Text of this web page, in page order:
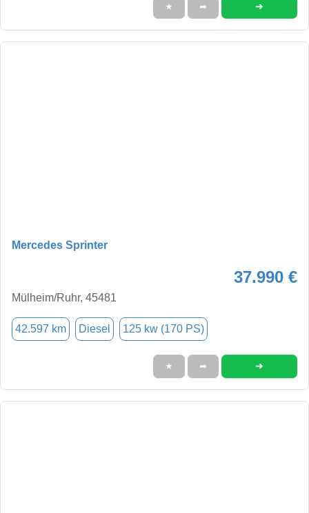
★ ➦ ➜
Mercedes Sprinter
37.990 €
Mülheim/Ruhr, 45481
42.597 km Diesel 125 kw (170 PS)
★ ➦ ➜